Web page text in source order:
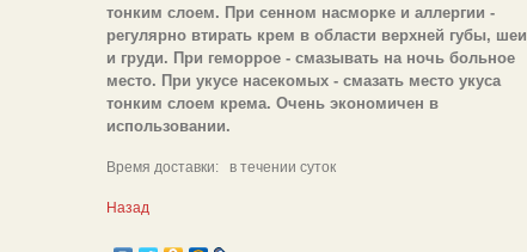
тонким слоем. При сенном насморке и аллергии -
регулярно втирать крем в области верхней губы, шеи
и груди. При геморрое - смазывать на ночь больное
место. При укусе насекомых - смазать место укуса
тонким слоем крема. Очень экономичен в
использовании.
Время доставки: в течении суток
Назад